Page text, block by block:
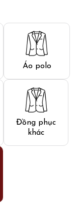
Áo polo
Đồng phục
khác